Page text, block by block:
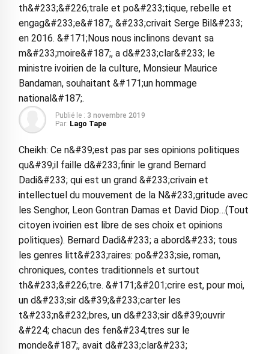
th&#233;&#226;trale et po&#233;tique, rebelle et
engag&#233;e&#187;, &#233;crivait Serge Bil&#233;
en 2016. &#171;Nous nous inclinons devant sa
m&#233;moire&#187;, a d&#233;clar&#233; le
ministre ivoirien de la culture, Monsieur Maurice
Bandaman, souhaitant &#171;un hommage
national&#187;.
Publié le : 3 novembre 2019
Par: Lago Tape
Cheikh: Ce n&#39;est pas par ses opinions politiques
qu&#39;il faille d&#233;finir le grand Bernard
Dadi&#233; qui est un grand &#233;crivain et
intellectuel du mouvement de la N&#233;gritude avec
les Senghor, Leon Gontran Damas et David Diop…(Tout
citoyen ivoirien est libre de ses choix et opinions
politiques). Bernard Dadi&#233; a abord&#233; tous
les genres litt&#233;raires: po&#233;sie, roman,
chroniques, contes traditionnels et surtout
th&#233;&#226;tre. &#171;&#201;crire est, pour moi,
un d&#233;sir d&#39;&#233;carter les
t&#233;n&#232;bres, un d&#233;sir d&#39;ouvrir
&#224; chacun des fen&#234;tres sur le
monde&#187;, avait d&#233;clar&#233;